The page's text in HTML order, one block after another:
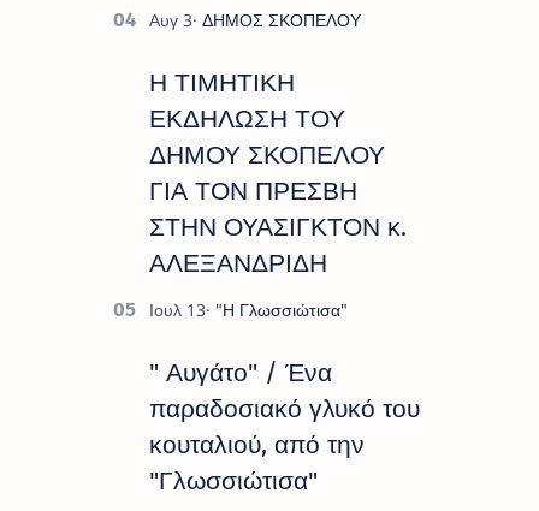
Η ΤΙΜΗΤΙΚΗ
ΕΚΔΗΛΩΣΗ ΤΟΥ
ΔΗΜΟΥ ΣΚΟΠΕΛΟΥ
ΓΙΑ ΤΟΝ ΠΡΕΣΒΗ
ΣΤΗΝ ΟΥΑΣΙΓΚΤΟΝ κ.
ΑΛΕΞΑΝΔΡΙΔΗ
" Αυγάτο" / Ένα
παραδοσιακό γλυκό του
κουταλιού, από την
"Γλωσσιώτισα"